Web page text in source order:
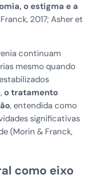
o estigma e a
2017; Asher et
continuam
mesmo quando
o tratamento
, entendida como
significativas
(Morin & Franck,
como eixo